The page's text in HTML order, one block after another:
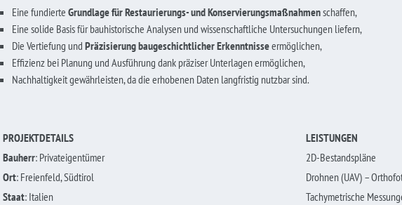
Eine fundierte Grundlage für Restaurierungs- und Konservierungsmaßnahmenschaffen,
Eine solide Basis für bauhistorische Analysen und wissenschaftliche Untersuchungen liefern,
Die Vertiefung und Präzisierung baugeschichtlicher Erkenntnisseermöglichen,
Effizienz bei Planung und Ausführung dank präziser Unterlagen ermöglichen,
Nachhaltigkeit gewährleisten, da die erhobenen Daten langfristig nutzbar sind.
PROJEKTDETAILS
LEISTUNGEN
Bauherr: Privateigentümer
2D-Bestandspläne
Ort: Freienfeld, Südtirol
Drohnen (UAV) –
Staat: Italien
Tachymetrische